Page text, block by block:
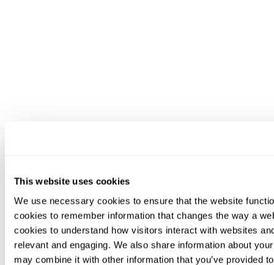
This website uses cookies
We use necessary cookies to ensure that the website
cookies to remember information that changes the way a
cookies to understand how visitors interact with websites
relevant and engaging. We also share information about
may combine it with other information that you’ve provided